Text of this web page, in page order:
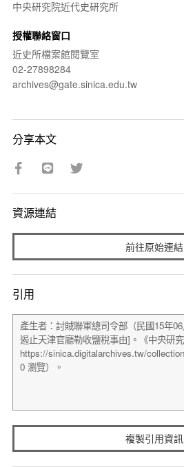
中央研究院近代史研究所
授權聯絡窗口
近史所檔案館閱覽室
02-27898284
archives@gate.sinica.edu.tw
分享本文
資源連結
前往原始連結
引用
複製引用資訊